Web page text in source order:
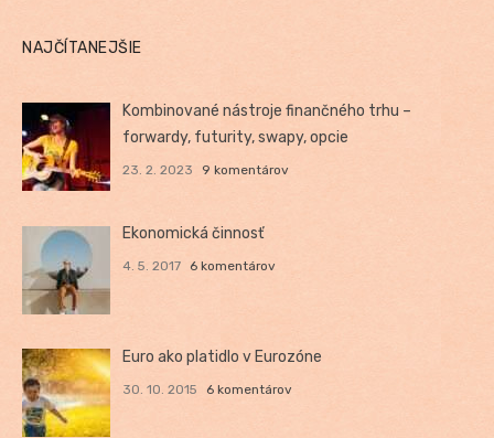
NAJČÍTANEJŠIE
Kombinované nástroje finančného trhu –
forwardy, futurity, swapy, opcie
23. 2. 2023 9 komentárov
Ekonomická činnosť
4. 5. 2017 6 komentárov
Euro ako platidlo v Eurozóne
30. 10. 2015 6 komentárov